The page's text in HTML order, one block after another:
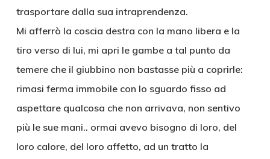
trasportare dalla sua intraprendenza.
Mi afferrò la coscia destra con la mano libera e la
tiro verso di lui, mi apri le gambe a tal punto da
temere che il giubbino non bastasse più a coprirle:
rimasi ferma immobile con lo sguardo fisso ad
aspettare qualcosa che non arrivava, non sentivo
più le sue mani.. ormai avevo bisogno di loro, del
loro calore, del loro affetto, ad un tratto la